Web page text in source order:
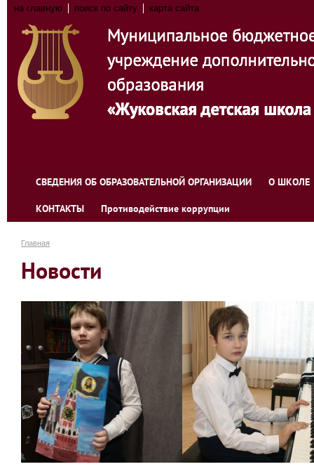
на главную поиск по сайту карта сайта
СВЕДЕНИЯ ОБ ОБРАЗОВАТЕЛЬНОЙ ОРГАНИЗАЦИИ О ШКОЛЕ
КОНТАКТЫ Противодействие коррупции
Главная
Новости